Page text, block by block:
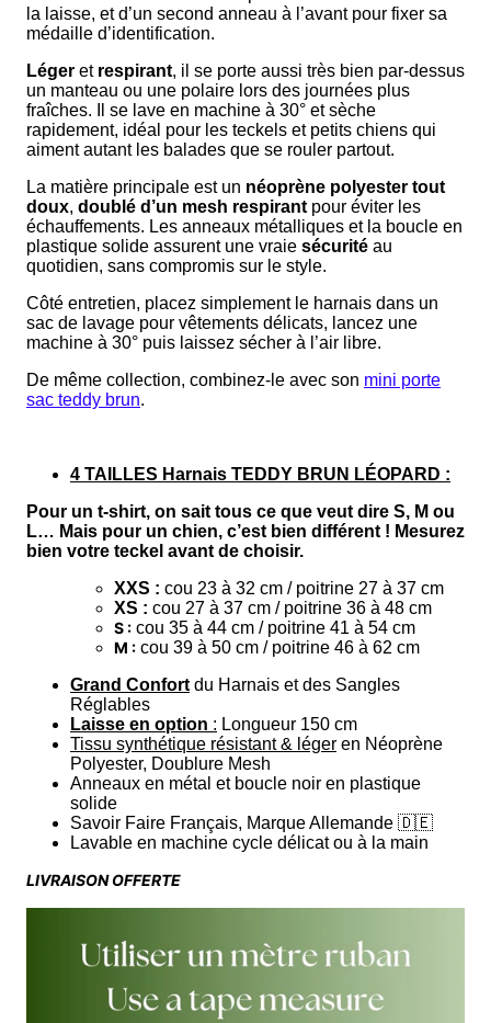
la laisse, et d’un second anneau à l’avant pour fixer sa
médaille d’identification.
Léger et respirant, il se porte aussi très bien par-dessus
un manteau ou une polaire lors des journées plus
fraîches. Il se lave en machine à 30° et sèche
rapidement, idéal pour les teckels et petits chiens qui
aiment autant les balades que se rouler partout.
La matière principale est un néoprène polyester tout
doux, doublé d’un mesh respirant pour éviter les
échauffements. Les anneaux métalliques et la boucle en
plastique solide assurent une vraie sécurité au
quotidien, sans compromis sur le style.
Côté entretien, placez simplement le harnais dans un
sac de lavage pour vêtements délicats, lancez une
machine à 30° puis laissez sécher à l’air libre.
De même collection, combinez-le avec son mini porte
sac teddy brun.
4 TAILLES Harnais TEDDY BRUN LÉOPARD :
Pour un t-shirt, on sait tous ce que veut dire S, M ou
L… Mais pour un chien, c’est bien différent ! Mesurez
bien votre teckel avant de choisir.
XXS : cou 23 à 32 cm / poitrine 27 à 37 cm
XS : cou 27 à 37 cm / poitrine 36 à 48 cm
S : cou 35 à 44 cm / poitrine 41 à 54 cm
M : cou 39 à 50 cm / poitrine 46 à 62 cm
Grand Confort du Harnais et des Sangles
Réglables
Laisse en option : Longueur 150 cm
Tissu synthétique résistant & léger en Néoprène
Polyester, Doublure Mesh
Anneaux en métal et boucle noir en plastique
solide
Savoir Faire Français, Marque Allemande 🇩🇪
Lavable en machine cycle délicat ou à la main
LIVRAISON OFFERTE